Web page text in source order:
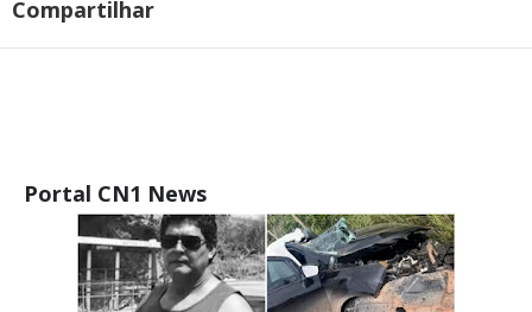
Compartilhar
Portal CN1 News